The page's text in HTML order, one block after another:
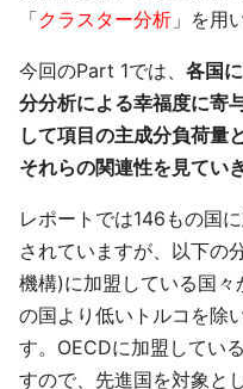
「クラスター分析 」を用
今回のPart 1では、 各国
分分析による幸福度に寄
して項目の主成分負荷量
それらの関連性を見てい
レポートでは146もの国
されていますが、以下の
機構)に加盟している国
の国より低いトルコを除
す。OECDに加盟してい
すので、先進国を対象と